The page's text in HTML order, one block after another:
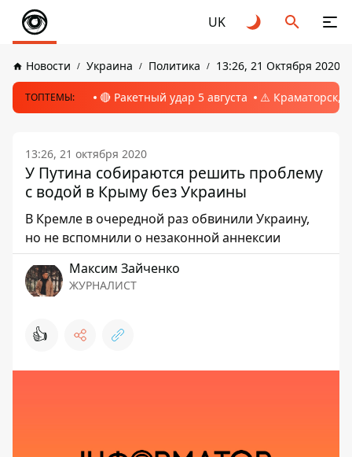
UK
Новости Украина Политика 13:26, 21 Октября 2020
ТОПТЕМЫ: 🔴 Ракетный удар 5 августа ⚠️ Краматорск,
13:26, 21 октября 2020
У Путина собираются решить проблему
с водой в Крыму без Украины
В Кремле в очередной раз обвинили Украину,
но не вспомнили о незаконной аннексии
Максим Зайченко
ЖУРНАЛИСТ
👍